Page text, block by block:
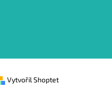
Vytvořil Shoptet